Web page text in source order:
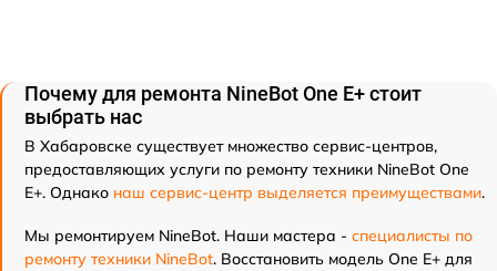
Почему для ремонта NineBot One E+ стоит
выбрать нас
В Хабаровске существует множество сервис-центров,
предоставляющих услуги по ремонту техники NineBot One
E+. Однако наш сервис-центр выделяется преимуществами.
Мы ремонтируем NineBot. Наши мастера - специалисты по
ремонту техники NineBot. Восстановить модель One E+ для